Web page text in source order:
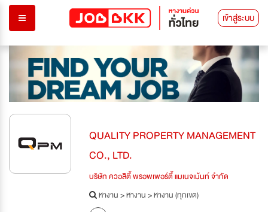
เข้าสู่ระบบ
QUALITY PROPERTY MANAGEMENT
CO., LTD.
บริษัท ควอลิตี้ พรอพเพอร์ตี้ แมเนจเม้นท์ จำกัด
หางาน>หางาน>หางาน (ทุกเขต)